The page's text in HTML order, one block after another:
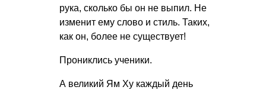
рука, сколько бы он не выпил. Не
изменит ему слово и стиль. Таких,
как он, более не существует!
Прониклись ученики.
А великий Ям Ху каждый день